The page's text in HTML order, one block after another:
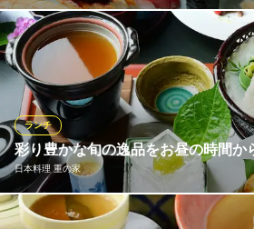
職人が握るお寿司をお値打ちに食べられ
力！朝獲れたばかりの旬の魚をランチで
月替わりの『特別ランチ』は要予約のス
容は全て大将おまかせ！本格和食を充実
ます。主婦会ランチやビジネスランチに
おすすめランチメニュー
◆平日ランチ限定◆ぼたん
1,950円(税込)
彩り豊かな旬の逸品をお昼の時間か
日本料理 重の家
ランチ
当店の味をお得にお楽しみいただけるお